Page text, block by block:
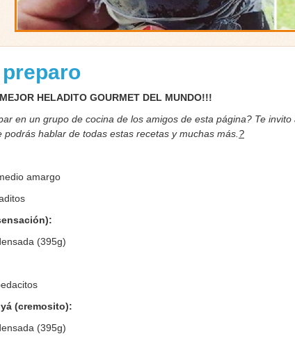
HELADITO GOURMET DEL MUNDO!!!
en un grupo de cocina de los amigos de esta página? Te invito
podrás hablar de todas estas recetas y muchas más. ?
amargo
(395g)
(cremosito):
(395g)